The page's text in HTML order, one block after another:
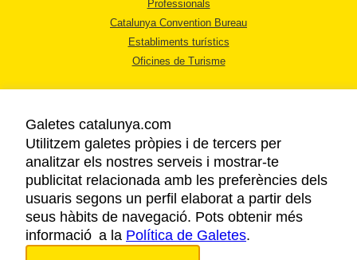
Professionals
Catalunya Convention Bureau
Establiments turístics
Oficines de Turisme
AVÍS LEGAL
POLÍTICA DE PRIVACITAT
COOKIES
ACCESSIBILITAT
Galetes catalunya.com
Utilitzem galetes pròpies i de tercers per
analitzar els nostres serveis i mostrar-te
publicitat relacionada amb les preferències dels
usuaris segons un perfil elaborat a partir dels
seus hàbits de navegació. Pots obtenir més
informació a la Política de Galetes.